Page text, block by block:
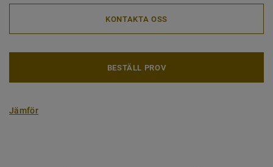
KONTAKTA OSS
BESTÄLL PROV
Jämför